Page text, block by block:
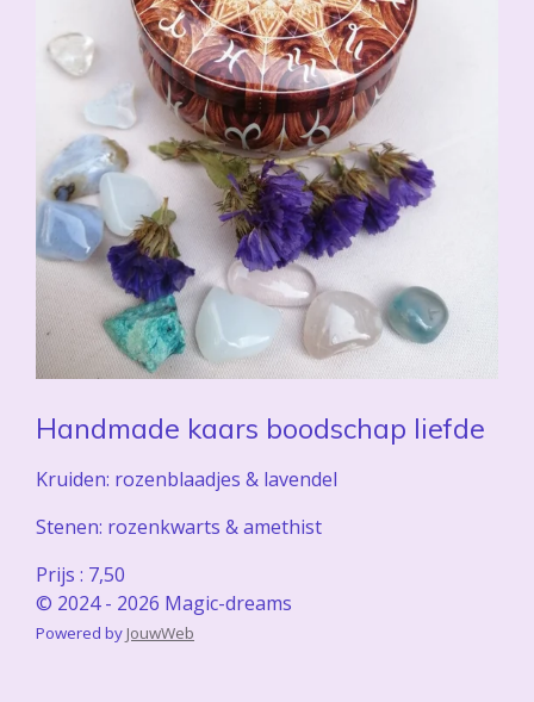
Handmade kaars boodschap liefde
Kruiden: rozenblaadjes & lavendel
Stenen: rozenkwarts & amethist
Prijs : 7,50
© 2024 - 2026 Magic-dreams
Powered by JouwWeb